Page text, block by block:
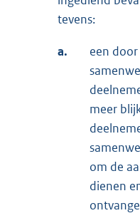
tevens:
a.
een
meer
om de
dienen